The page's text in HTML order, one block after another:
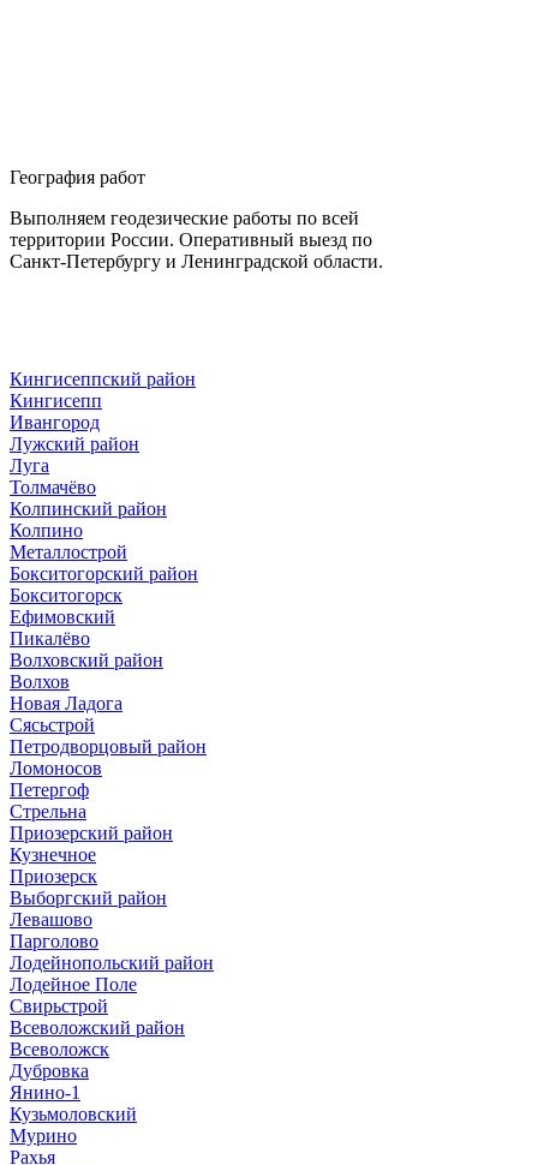
География работ
Выполняем геодезические работы по всей
территории России. Оперативный выезд по
Санкт-Петербургу и Ленинградской области.
Кингисеппский район
Кингисепп
Ивангород
Лужский район
Луга
Толмачёво
Колпинский район
Колпино
Металлострой
Бокситогорский район
Бокситогорск
Ефимовский
Пикалёво
Волховский район
Волхов
Новая Ладога
Сясьстрой
Петродворцовый район
Ломоносов
Петергоф
Стрельна
Приозерский район
Кузнечное
Приозерск
Выборгский район
Левашово
Парголово
Лодейнопольский район
Лодейное Поле
Свирьстрой
Всеволожский район
Всеволожск
Дубровка
Янино-1
Кузьмоловский
Мурино
Рахья